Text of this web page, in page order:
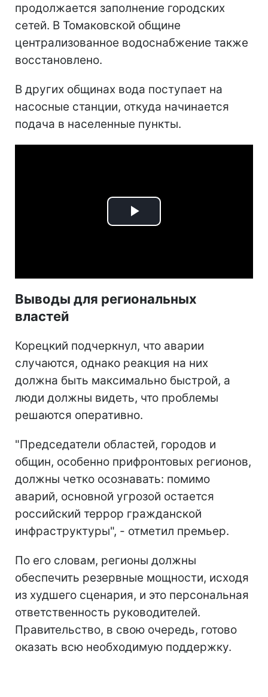
продолжается заполнение городских
сетей. В Томаковской общине
централизованное водоснабжение также
восстановлено.
В других общинах вода поступает на
насосные станции, откуда начинается
подача в населенные пункты.
Play
Выводы для региональных
властей
Корецкий подчеркнул, что аварии
случаются, однако реакция на них
должна быть максимально быстрой, а
люди должны видеть, что проблемы
решаются оперативно.
"Председатели областей, городов и
общин, особенно прифронтовых регионов,
должны четко осознавать: помимо
аварий, основной угрозой остается
российский террор гражданской
инфраструктуры", - отметил премьер.
По его словам, регионы должны
обеспечить резервные мощности, исходя
из худшего сценария, и это персональная
ответственность руководителей.
Правительство, в свою очередь, готово
оказать всю необходимую поддержку.